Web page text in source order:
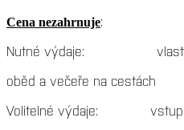
Cena nezahrnuje:
Nutné výdaje: vlastní
oběd a večeře na cestách
Volitelné výdaje: vstupné